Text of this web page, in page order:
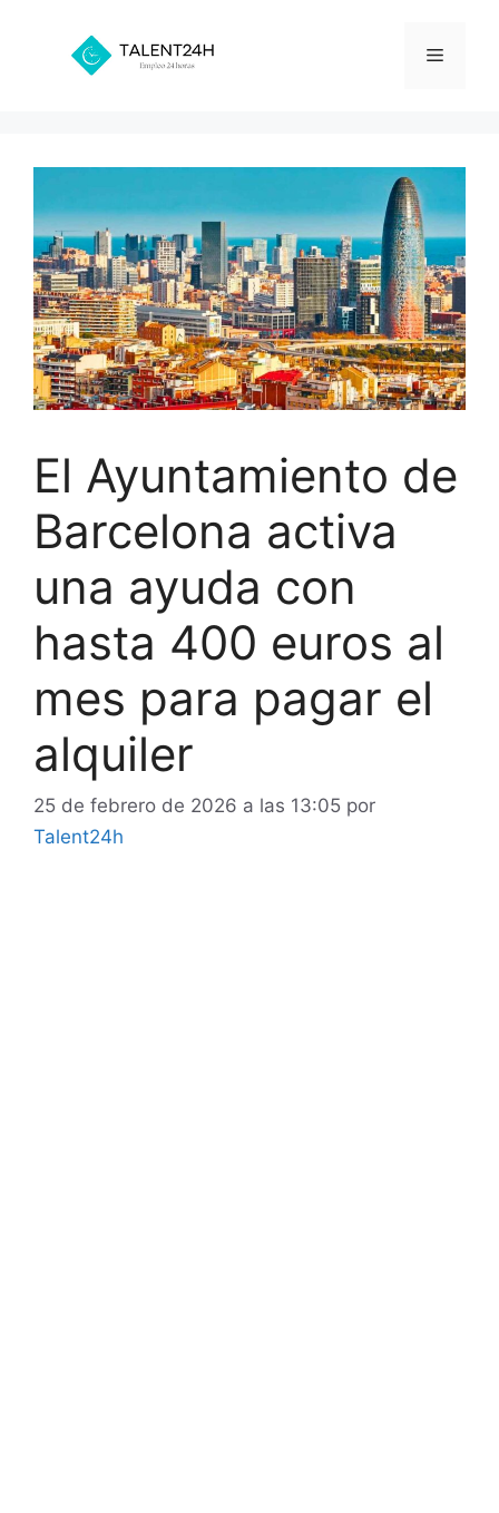
contenido
Menú
El Ayuntamiento de
Barcelona activa
una ayuda con
hasta 400 euros al
mes para pagar el
alquiler
25 de febrero de 2026 a las 13:05 por
Talent24h